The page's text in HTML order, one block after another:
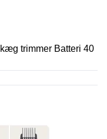
trimmer Batteri 40